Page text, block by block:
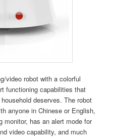
video robot with a colorful
functioning capabilities that
deserves. The robot
anyone in Chinese or English,
monitor, has an alert mode for
video capability, and much